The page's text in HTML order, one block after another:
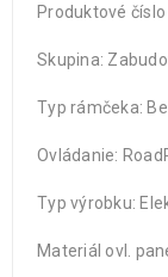
Produktové
Skupina:
Typ rámčeka:
Ovládanie:
Typ výrobku:
Materiál ovl.